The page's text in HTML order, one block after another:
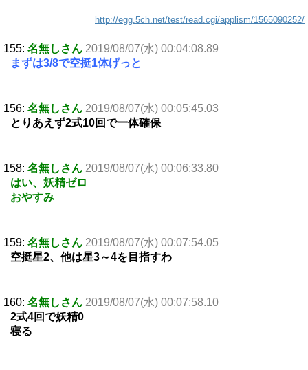
http://egg.5ch.net/test/read.cgi/applism/1565090252/
155: 名無しさん 2019/08/07(水) 00:04:08.89
まずは3/8で空挺1体げっと
156: 名無しさん 2019/08/07(水) 00:05:45.03
とりあえず2式10回で一体確保
158: 名無しさん 2019/08/07(水) 00:06:33.80
はい、妖精ゼロ
おやすみ
159: 名無しさん 2019/08/07(水) 00:07:54.05
空挺星2、他は星3～4を目指すわ
160: 名無しさん 2019/08/07(水) 00:07:58.10
2式4回で妖精0
寝る